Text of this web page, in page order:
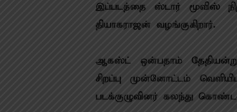
இப்படத்தை ஸ்டார் மூவிஸ்
தியாகராஜன் வழங்குகிறார்.
ஆகஸ்ட் ஒன்பதாம் தேதியன்று
சிறப்பு முன்னோட்டம்
படக்குழுவினர் கலந்து